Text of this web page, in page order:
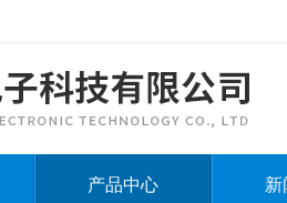
产品中心 新